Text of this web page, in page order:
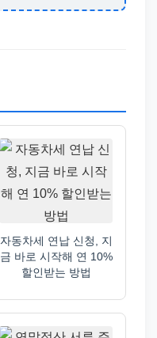
자동차세 연납 신청, 지
금 바로 시작해 연 10%
할인받는 방법